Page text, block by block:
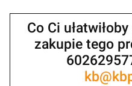
Co Ci
zakupie tego